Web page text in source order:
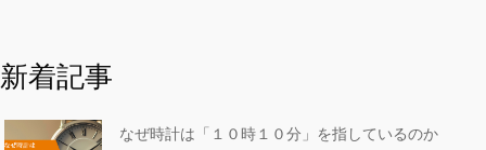
新着記事
なぜ時計は「１０時１０分」を指しているのか